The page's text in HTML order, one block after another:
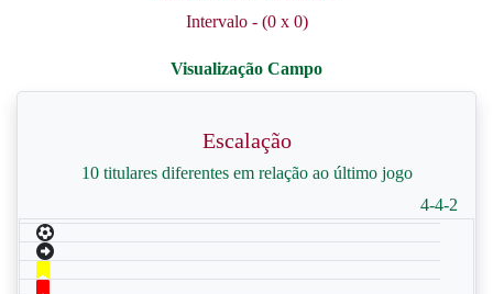
Intervalo - (0 x 0)
Escalação
10 titulares diferentes em relação ao último jogo
4-4-2